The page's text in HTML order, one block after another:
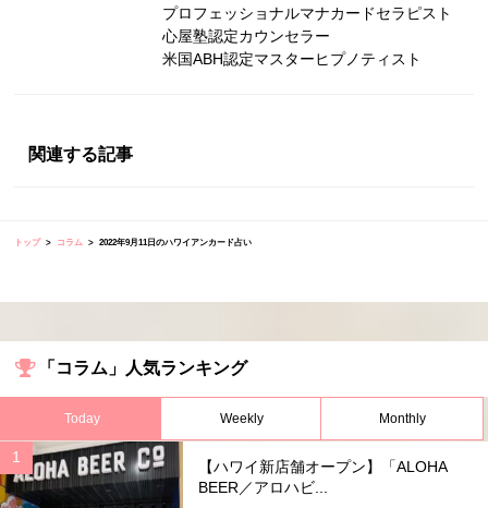
プロフェッショナルマナカードセラピスト
心屋塾認定カウンセラー
米国ABH認定マスターヒプノティスト
関連する記事
トップ コラム 2022年9月11日のハワイアンカード占い
「コラム」人気ランキング
Today Weekly Monthly
【ハワイ新店舗オープン】「ALOHA
BEER／アロハビ...